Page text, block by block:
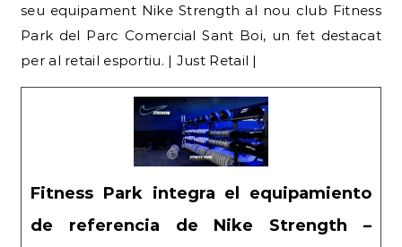
seu equipament Nike Strength al nou club Fitness
Park del Parc Comercial Sant Boi, un fet destacat
per al retail esportiu. | Just Retail |
Fitness Park integra el equipamiento
de referencia de Nike Strength –